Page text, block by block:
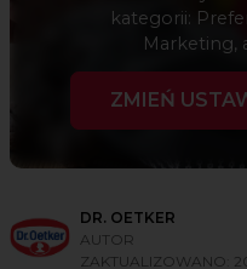
kategorii:
Marketing,
ZMIEŃ
DR. OETKER
AUTOR
ZAKTUALIZOWANO: